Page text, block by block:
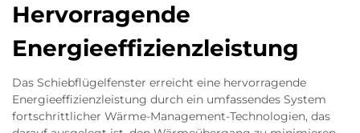
Hervorragende
Energieeffizienzleistung
Das Schiebflügelfenster erreicht eine hervorragende
Energieeffizienzleistung durch ein umfassendes System
fortschrittlicher Wärme-Management-Technologien, das